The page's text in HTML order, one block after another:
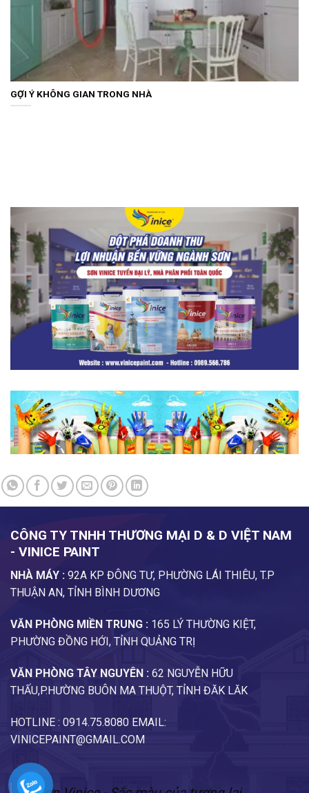
GỢI Ý KHÔNG GIAN TRONG NHÀ
CÔNG TY TNHH THƯƠNG MẠI D & D VIỆT NAM
- VINICE PAINT
NHÀ MÁY : 92A KP ĐÔNG TƯ, PHƯỜNG LÁI THIÊU, T.P
THUẬN AN, TỈNH BÌNH DƯƠNG
VĂN PHÒNG MIỀN TRUNG : 165 LÝ THƯỜNG KIỆT,
PHƯỜNG ĐỒNG HỚI, TỈNH QUẢNG TRỊ
VĂN PHÒNG TÂY NGUYÊN : 62 NGUYỄN HỮU
THẤU,P.HƯỜNG BUÔN MA THUỘT, TỈNH ĐĂK LĂK
HOTLINE : 0914.75.8080 EMAIL:
VINICEPAINT@GMAIL.COM